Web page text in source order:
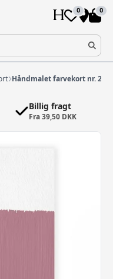
0 0
Håndmalet farvekort nr. 295
Billig fragt
Fra 39,50 DKK